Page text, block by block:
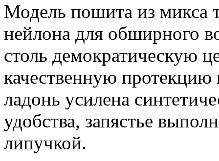
Модель пошита из микса
нейлона для обширного
столь демократическую
качественную
ладонь усилена
удобства, запястье
липучкой.